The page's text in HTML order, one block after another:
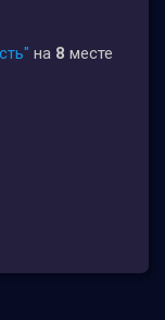
на 8 месте